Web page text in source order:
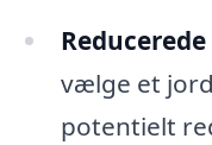
vælge et
potentielt